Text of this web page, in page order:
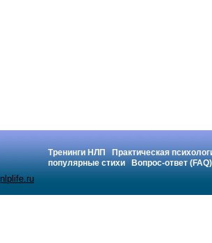
Тренинги НЛП
Практическая
популярные стихи
Вопрос-ответ (FAQ)
nlplife.ru